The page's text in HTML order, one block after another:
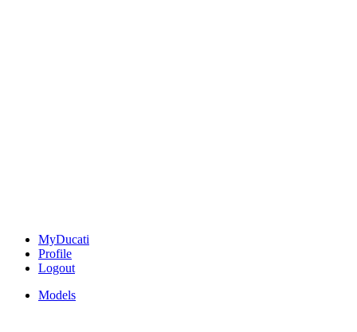
MyDucati
Profile
Logout
Models